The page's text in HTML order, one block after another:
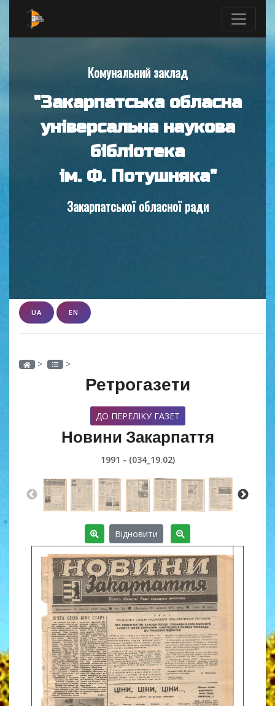
Комунальний заклад
"Закарпатська обласна
універсальна наукова
бібліотека
ім. Ф. Потушняка"
Закарпатської обласної ради
UA EN
> >
Ретрогазети
ДО ПЕРЕЛІКУ ГАЗЕТ
Новини Закарпаття
1991 - (034_19.02)
Відновити